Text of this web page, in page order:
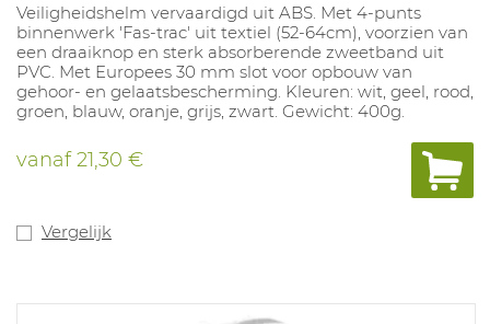
Veiligheidshelm vervaardigd uit ABS. Met 4-punts
binnenwerk 'Fas-trac' uit textiel (52-64cm), voorzien van
een draaiknop en sterk absorberende zweetband uit
PVC. Met Europees 30 mm slot voor opbouw van
gehoor- en gelaatsbescherming. Kleuren: wit, geel, rood,
groen, blauw, oranje, grijs, zwart. Gewicht: 400g.
vanaf21,30 €
Vergelijk